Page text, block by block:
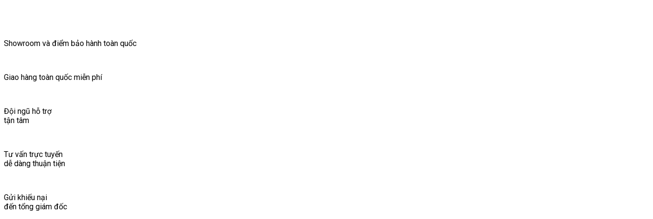
Showroom và điểm bảo hành toàn quốc
Giao hàng toàn quốc miễn phí
Đội ngũ hỗ trợ
tận tâm
Tư vấn trực tuyến
dễ dàng thuận tiện
Gửi khiếu nại
đến tổng giám đốc